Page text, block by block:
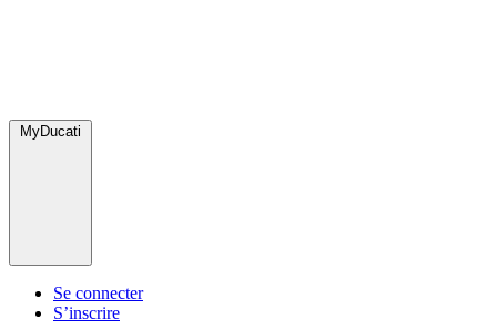
MyDucati
Se connecter
S’inscrire